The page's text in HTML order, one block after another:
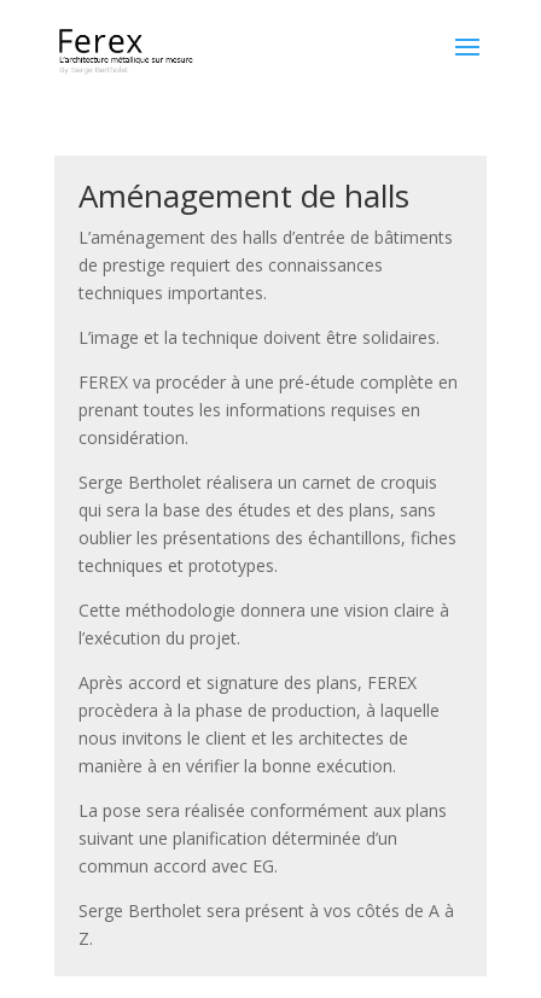
Aménagement de halls
L’aménagement des halls d’entrée de bâtiments
de prestige requiert des connaissances
techniques importantes.
L’image et la technique doivent être solidaires.
FEREX va procéder à une pré-étude complète en
prenant toutes les informations requises en
considération.
Serge Bertholet réalisera un carnet de croquis
qui sera la base des études et des plans, sans
oublier les présentations des échantillons, fiches
techniques et prototypes.
Cette méthodologie donnera une vision claire à
l’exécution du projet.
Après accord et signature des plans, FEREX
procèdera à la phase de production, à laquelle
nous invitons le client et les architectes de
manière à en vérifier la bonne exécution.
La pose sera réalisée conformément aux plans
suivant une planification déterminée d’un
commun accord avec EG.
Serge Bertholet sera présent à vos côtés de A à
Z.